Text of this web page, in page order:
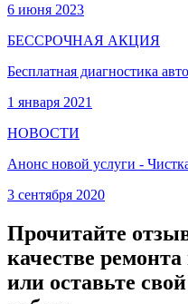
6 июня 2023
БЕССРОЧНАЯ АКЦИЯ
Бесплатная диагностика
1 января 2021
НОВОСТИ
Анонс новой услуги -
3 сентября 2020
Прочитайте
качестве
или оставьте